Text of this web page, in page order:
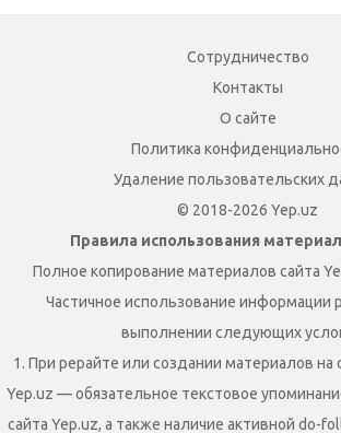
Сотрудничество
Контакты
О сайте
Политика
Удаление пользовательских
© 2018-2026 Yep.uz
Правила использования
Полное копирование материалов сайта
Частичное использование информации
выполнении следующих
1. При рерайте или создании материалов на
Yep.uz — обязательное текстовое
сайта Yep.uz, а также наличие активной do-